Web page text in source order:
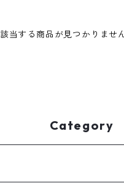
該当する商品が見つかりませ
Category